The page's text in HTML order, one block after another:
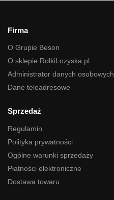
Firma
O Grupie Beson
O sklepie RolkiLozyska.pl
Administrator danych osobowych
Dane teleadresowe
Sprzedaż
Regulamin
Polityka prywatności
Ogólne warunki sprzedaży
Płatności elektroniczne
Dostawa towaru